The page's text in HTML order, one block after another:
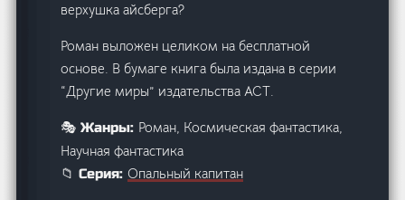
верхушка айсберга?
Роман выложен целиком на бесплатной
основе. В бумаге книга была издана в серии
“Другие миры” издательства АСТ.
🎭 Жанры: Роман, Космическая фантастика,
Научная фантастика
📁 Серия:Опальный капитан